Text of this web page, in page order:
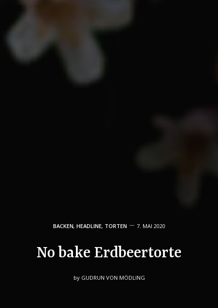
BACKEN, HEADLINE, TORTEN 7. MAI 2020
No bake Erdbeertorte
by GUDRUN VON MÖDLING